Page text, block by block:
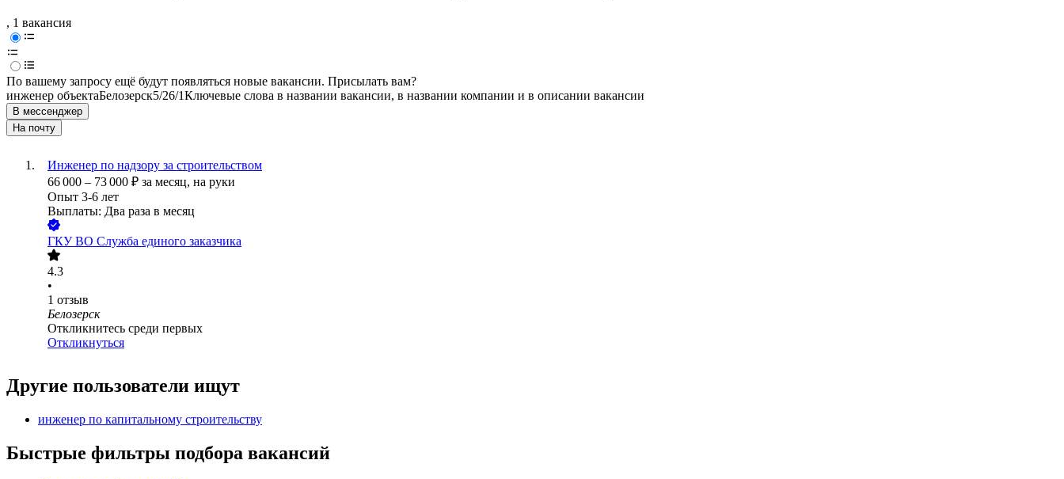
, 1 вакансия
По вашему запросу ещё будут появляться новые вакансии. Присылать вам?
инженер объектаБелозерск5/26/1Ключевые слова в названии вакансии, в названии компании и в описании вакансии
В мессенджер
На почту
Инженер по надзору за строительством
66 000 – 73 000 ₽ за месяц, на руки
Опыт 3-6 лет
Выплаты: Два раза в месяц
ГКУ ВО Служба единого заказчика
4.3
•
1 отзыв
Белозерск
Откликнитесь среди первых
Откликнуться
Другие пользователи ищут
инженер по капитальному строительству
Быстрые фильтры подбора вакансий